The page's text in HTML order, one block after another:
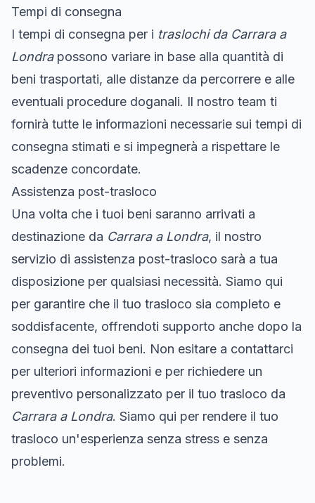
Tempi di consegna
I tempi di consegna per i traslochi da Carrara a
Londrapossono variare in base alla quantità di
beni trasportati, alle distanze da percorrere e alle
eventuali procedure doganali. Il nostro team ti
fornirà tutte le informazioni necessarie sui tempi di
consegna stimati e si impegnerà a rispettare le
scadenze concordate.
Assistenza post-trasloco
Una volta che i tuoi beni saranno arrivati a
destinazione da Carrara a Londra, il nostro
servizio di assistenza post-trasloco sarà a tua
disposizione per qualsiasi necessità. Siamo qui
per garantire che il tuo trasloco sia completo e
soddisfacente, offrendoti supporto anche dopo la
consegna dei tuoi beni. Non esitare a contattarci
per ulteriori informazioni e per richiedere un
preventivo personalizzato per il tuo trasloco da
Carrara a Londra. Siamo qui per rendere il tuo
trasloco un'esperienza senza stress e senza
problemi.